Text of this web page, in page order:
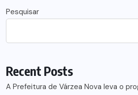
Pesquisar
Recent Posts
A Prefeitura de Várzea Nova leva o